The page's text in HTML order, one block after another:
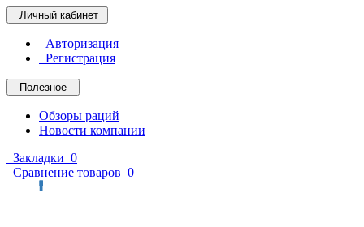
Личный кабинет
Авторизация
Регистрация
Полезное
Обзоры раций
Новости компании
Закладки 0
Сравнение товаров 0